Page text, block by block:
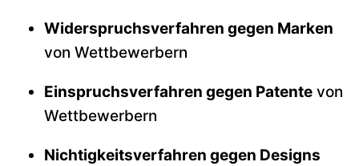
Widerspruchsverfahren gegen Marken
von Wettbewerbern
Einspruchsverfahren gegen Patente von
Wettbewerbern
Nichtigkeitsverfahren gegen Designs